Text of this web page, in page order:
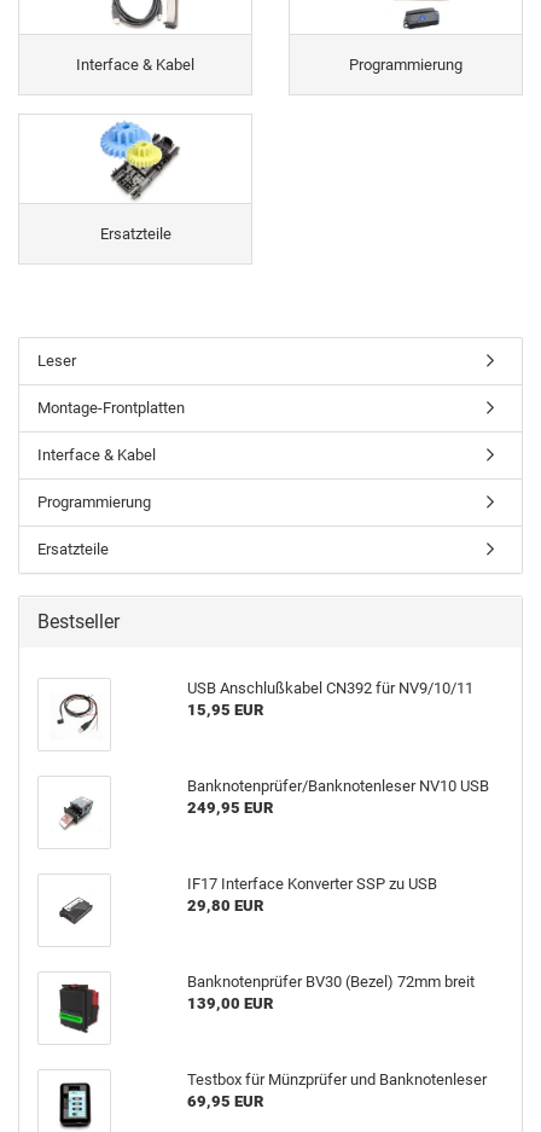
Interface & Kabel Programmierung
Ersatzteile
Leser
Montage-Frontplatten
Interface & Kabel
Programmierung
Ersatzteile
Bestseller
USB Anschlußkabel CN392 für NV9/10/11
15,95 EUR
Banknotenprüfer/Banknotenleser NV10 USB
249,95 EUR
IF17 Interface Konverter SSP zu USB
29,80 EUR
Banknotenprüfer BV30 (Bezel) 72mm breit
139,00 EUR
Testbox für Münzprüfer und Banknotenleser
69,95 EUR